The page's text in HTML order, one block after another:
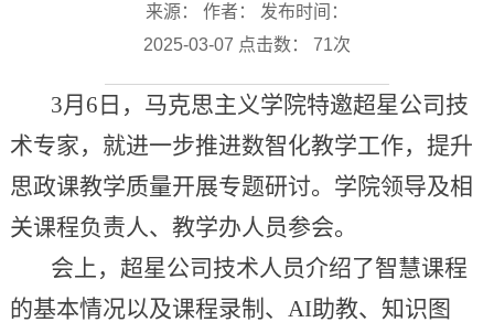
来源： 作者： 发布时间：
2025-03-07 点击数： 71次
3月6日，马克思主义学院特邀超星公司技
术专家，就进一步推进数智化教学工作，提升
思政课教学质量开展专题研讨。学院领导及相
关课程负责人、教学办人员参会。
会上，超星公司技术人员介绍了智慧课程
的基本情况以及课程录制、AI助教、知识图